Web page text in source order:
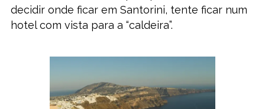
decidir onde ficar em Santorini, tente ficar num
hotel com vista para a “caldeira”.